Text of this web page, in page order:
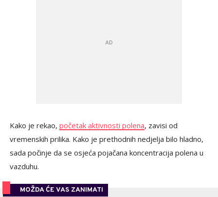
Kako je rekao, početak aktivnosti polena, zavisi od
vremenskih prilika. Kako je prethodnih nedjelja bilo hladno,
sada počinje da se osjeća pojačana koncentracija polena u
vazduhu.
MOŽDA ĆE VAS ZANIMATI